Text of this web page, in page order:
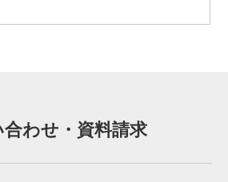
合わせ・資料請求